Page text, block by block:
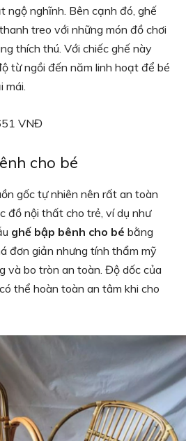
ngộ nghĩnh. Bên cạnh đó, ghế
treo với những món đồ chơi
thích thú. Với chiếc ghế này
từ ngồi đến năm linh hoạt để bé
mái.
VNĐ
cho bé
gốc tự nhiên nên rất an toàn
đồ nội thất cho trẻ, ví dụ như
ghế bập bênh cho bé bằng
đơn giản nhưng tính thẩm mỹ
và bo tròn an toàn. Độ dốc của
thể hoàn toàn an tâm khi cho